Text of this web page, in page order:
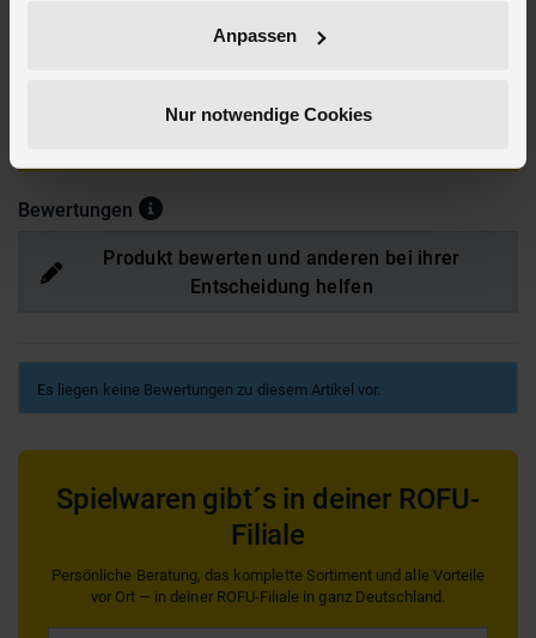
Anpassen
Nur notwendige Cookies
Artikelnummer des Herstellers
B 46996
Hier findest du mehr Babyoder passendes hierzu unter
Bewertungen
Produkt bewerten und anderen bei ihrer
Entscheidung helfen
Es liegen keine Bewertungen zu diesem Artikel vor.
Spielwaren gibt´s in deiner ROFU-
Filiale
Persönliche Beratung, das komplette Sortiment und alle Vorteile
vor Ort — in deiner ROFU-Filiale in ganz Deutschland.